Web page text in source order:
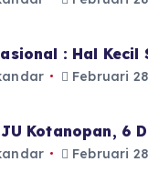
: Hal Kecil
Februari
Kotanopan, 6
Februari